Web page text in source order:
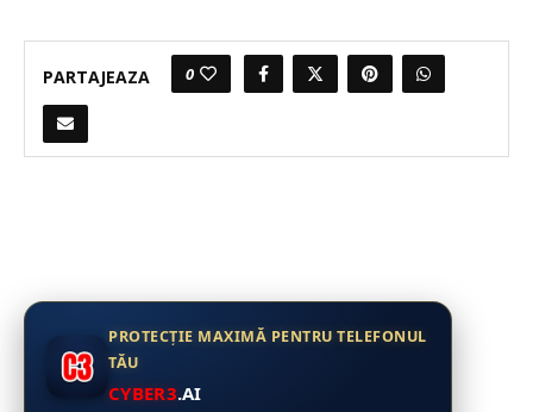
PARTAJEAZA 0
PROTECȚIE MAXIMĂ PENTRU TELEFONUL
TĂU
CYBER3.AI